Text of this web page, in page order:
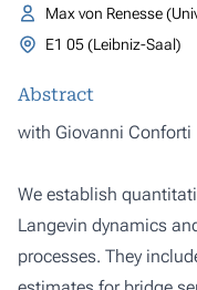
Max von Renesse
E1 05 (Leibniz-Saal)
Abstract
with Giovanni Conforti
We establish
Langevin dynamics
processes. They